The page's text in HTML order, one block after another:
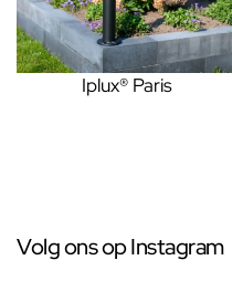
Iplux® Paris
Volg ons op Instagram